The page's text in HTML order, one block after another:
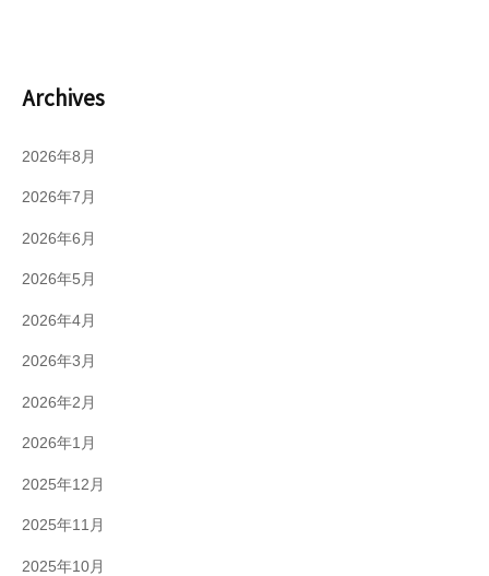
Archives
2026年8月
2026年7月
2026年6月
2026年5月
2026年4月
2026年3月
2026年2月
2026年1月
2025年12月
2025年11月
2025年10月